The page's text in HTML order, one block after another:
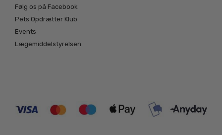
Følg os på Facebook
Pets Opdrætter Klub
Events
Lægemiddelstyrelsen